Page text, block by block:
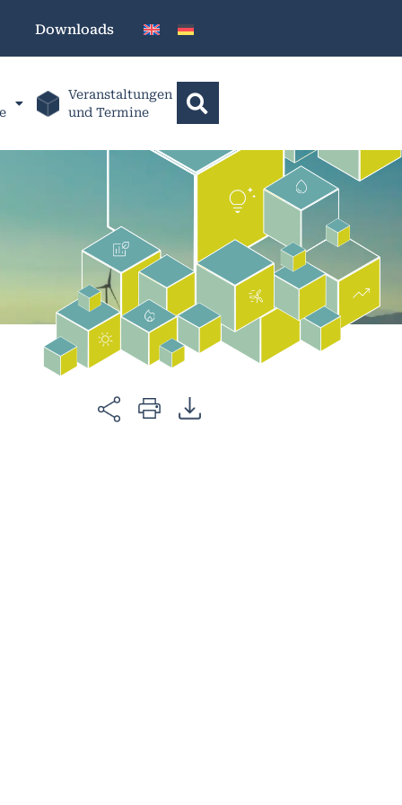
Downloads
Veranstaltungen
und Termine